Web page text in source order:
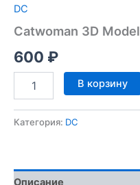
DC
Catwoman 3D Model
600 ₽
Количество
товара
3D
В корзину
Категория: DC
Описание